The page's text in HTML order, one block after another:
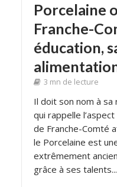
Porcelaine
Franche-
éducation,
3 mn de lecture
Il doit son nom à
qui rappelle
de Franche-Comté
le Porcelaine est
extrêmement
grâce à ses talents...